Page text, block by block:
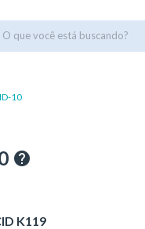
O que você está buscando?
10
K119